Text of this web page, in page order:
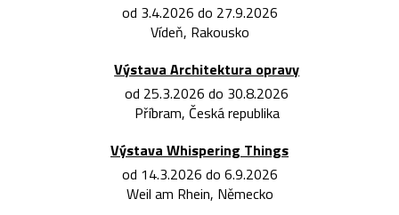
od 3.4.2026 do 27.9.2026
Vídeň, Rakousko
Výstava Architektura opravy
od 25.3.2026 do 30.8.2026
Příbram, Česká republika
Výstava Whispering Things
od 14.3.2026 do 6.9.2026
Weil am Rhein, Německo